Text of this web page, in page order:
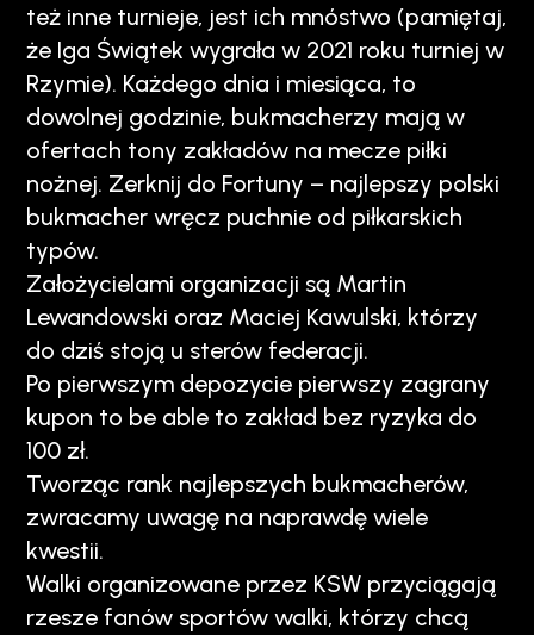
też inne turnieje, jest ich mnóstwo (pamiętaj,
że Iga Świątek wygrała w 2021 roku turniej w
Rzymie). Każdego dnia i miesiąca, to
dowolnej godzinie, bukmacherzy mają w
ofertach tony zakładów na mecze piłki
nożnej. Zerknij do Fortuny – najlepszy polski
bukmacher wręcz puchnie od piłkarskich
typów.
Założycielami organizacji są Martin
Lewandowski oraz Maciej Kawulski, którzy
do dziś stoją u sterów federacji.
Po pierwszym depozycie pierwszy zagrany
kupon to be able to zakład bez ryzyka do
100 zł.
Tworząc rank najlepszych bukmacherów,
zwracamy uwagę na naprawdę wiele
kwestii.
Walki organizowane przez KSW przyciągają
rzesze fanów sportów walki, którzy chcą